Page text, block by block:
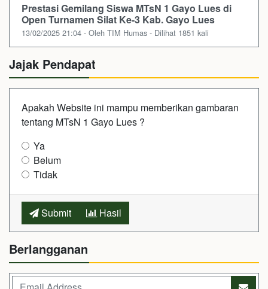
Prestasi Gemilang Siswa MTsN 1 Gayo Lues di
Open Turnamen Silat Ke-3 Kab. Gayo Lues
13/02/2025 21:04 - Oleh TIM Humas - Dilihat 1851 kali
Jajak Pendapat
Apakah Website ini mampu memberikan gambaran
tentang MTsN 1 Gayo Lues ?
Ya
Belum
Tidak
Submit Hasil
Berlangganan